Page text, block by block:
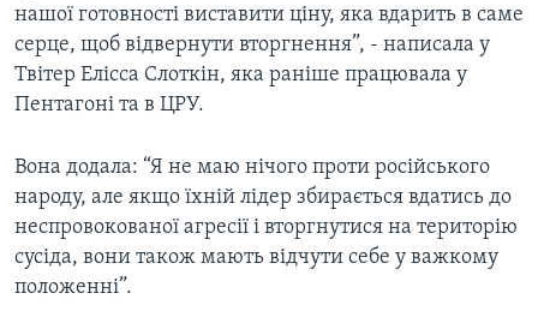
нашої готовності виставити ціну, яка вдарить в саме
серце, щоб відвернути вторгнення”, - написала у
Твітер Елісса Слоткін, яка раніше працювала у
Пентагоні та в ЦРУ.
Вона додала: “Я не маю нічого проти російського
народу, але якщо їхній лідер збирається вдатись до
неспровокованої агресії і вторгнутися на територію
сусіда, вони також мають відчути себе у важкому
положенні”.